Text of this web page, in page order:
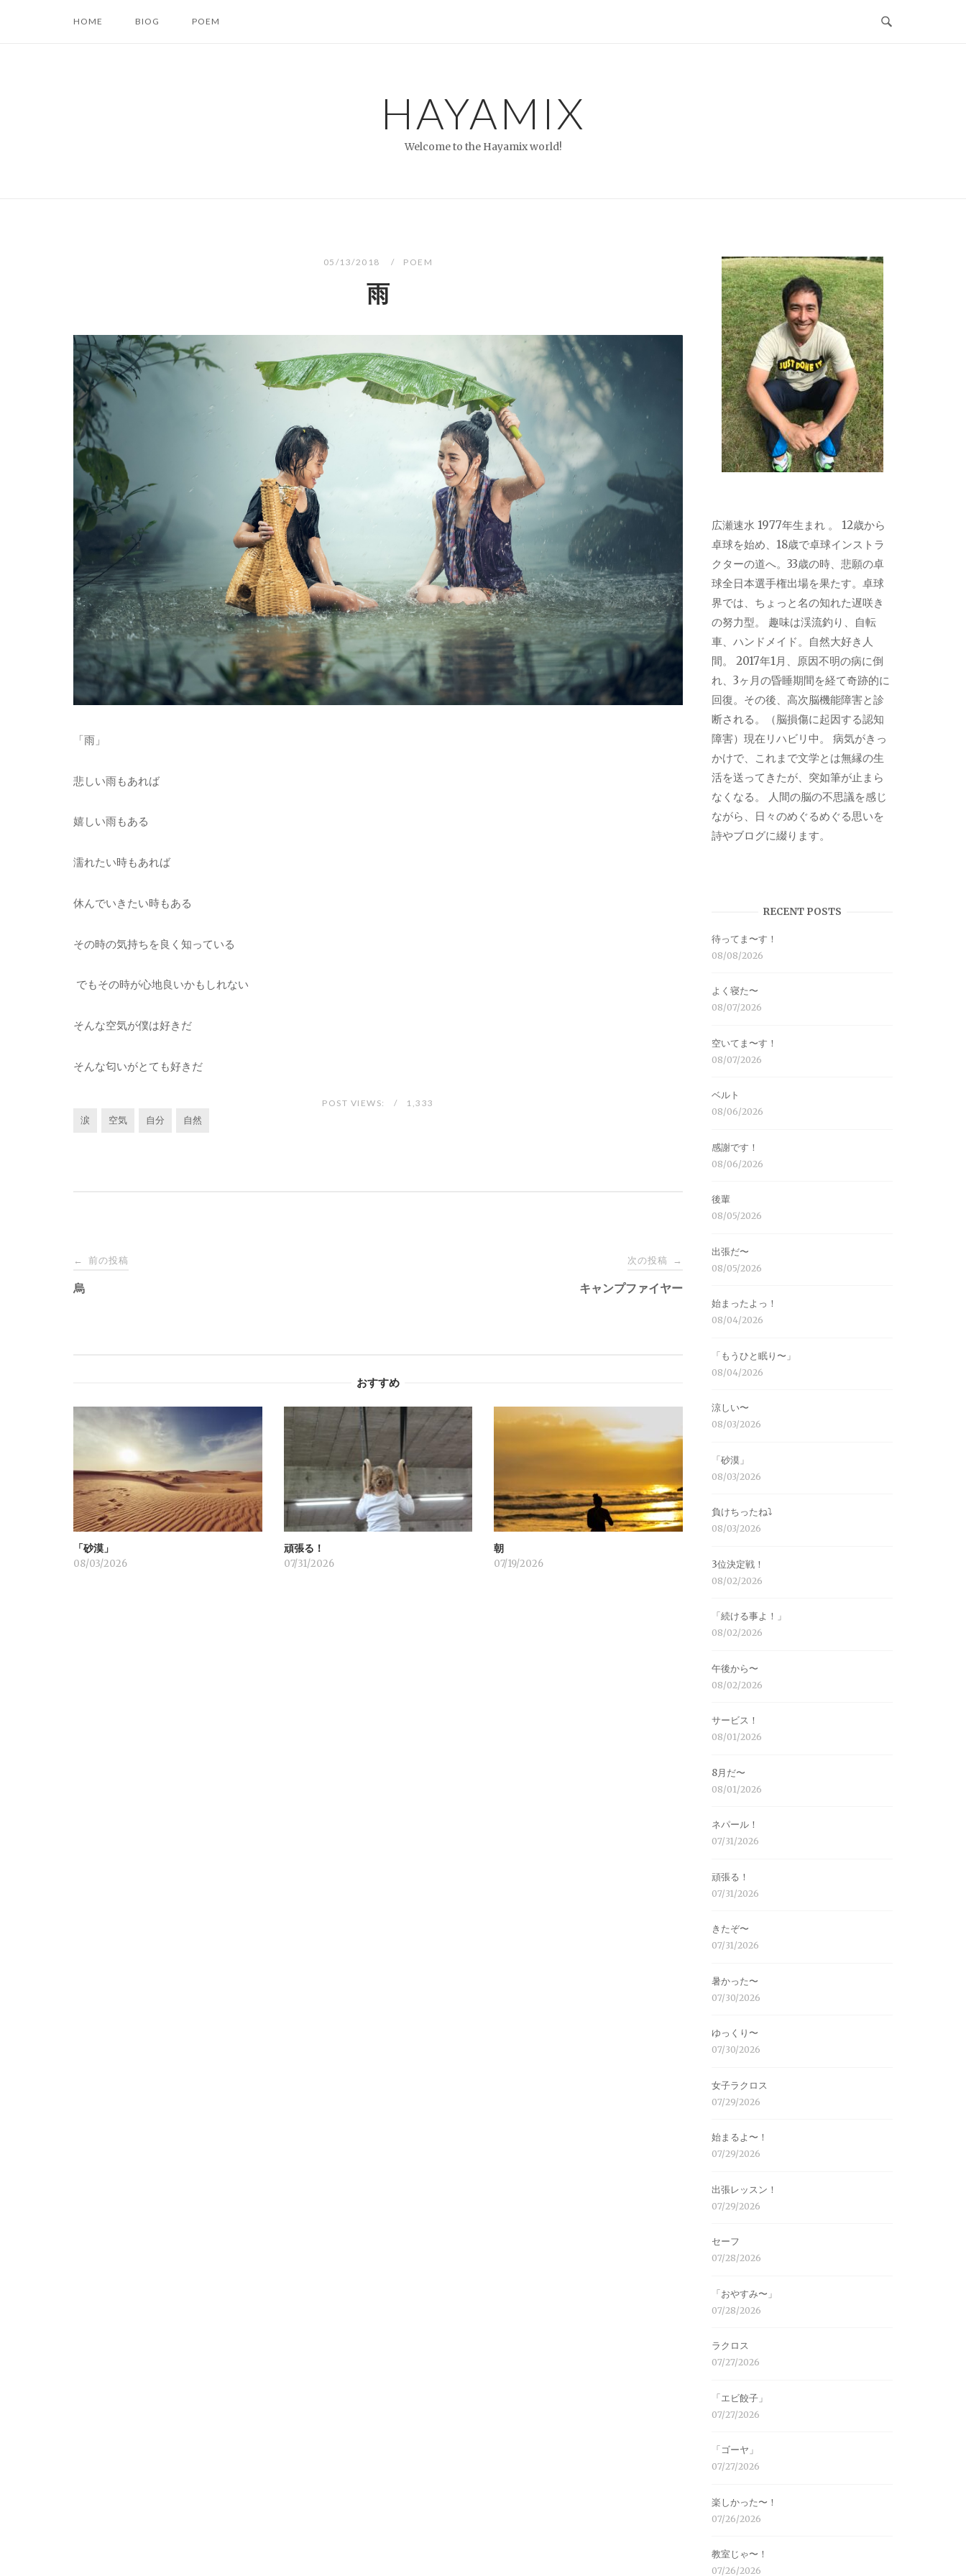
HOME BIOG POEM
HAYAMIX
Welcome to the Hayamix world!
05/13/2018 POEM
雨
「雨」
悲しい雨もあれば
嬉しい雨もある
濡れたい時もあれば
休んでいきたい時もある
その時の気持ちを良く知っている
でもその時が心地良いかもしれない
そんな空気が僕は好きだ
そんな匂いがとても好きだ
POST VIEWS: 1,333
涙 空気 自分 自然
投
稿
ゲ
ー
シ
ョ
ン
← 前の投稿
烏
次の投稿 →
キャンプファイヤー
おすすめ
「砂漠」
08/03/2026
頑張る！
07/31/2026
朝
07/19/2026
広瀬速水 1977年生まれ 。 12歳から
卓球を始め、18歳で卓球インストラ
クターの道へ。33歳の時、悲願の卓
球全日本選手権出場を果たす。卓球
界では、ちょっと名の知れた遅咲き
の努力型。 趣味は渓流釣り、自転
車、ハンドメイド。自然大好き人
間。 2017年1月、原因不明の病に倒
れ、3ヶ月の昏睡期間を経て奇跡的に
回復。その後、高次脳機能障害と診
断される。（脳損傷に起因する認知
障害）現在リハビリ中。 病気がきっ
かけで、これまで文学とは無縁の生
活を送ってきたが、突如筆が止まら
なくなる。 人間の脳の不思議を感じ
ながら、日々のめぐるめぐる思いを
詩やブログに綴ります。
RECENT POSTS
待ってま〜す！
08/08/2026
よく寝た〜
08/07/2026
空いてま〜す！
08/07/2026
ベルト
08/06/2026
感謝です！
08/06/2026
後輩
08/05/2026
出張だ〜
08/05/2026
始まったよっ！
08/04/2026
「もうひと眠り〜」
08/04/2026
涼しい〜
08/03/2026
「砂漠」
08/03/2026
負けちったね⤵︎
08/03/2026
3位決定戦！
08/02/2026
「続ける事よ！」
08/02/2026
午後から〜
08/02/2026
サービス！
08/01/2026
8月だ〜
08/01/2026
ネパール！
07/31/2026
頑張る！
07/31/2026
きたぞ〜
07/31/2026
暑かった〜
07/30/2026
ゆっくり〜
07/30/2026
女子ラクロス
07/29/2026
始まるよ〜！
07/29/2026
出張レッスン！
07/29/2026
セーフ
07/28/2026
「おやすみ〜」
07/28/2026
ラクロス
07/27/2026
「エビ餃子」
07/27/2026
「ゴーヤ」
07/27/2026
楽しかった〜！
07/26/2026
教室じゃ〜！
07/26/2026